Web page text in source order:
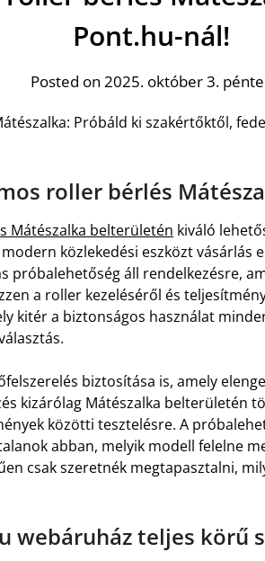
Pont.hu-nál!
Posted on 2025. október 3.
Próbáld ki szakértőktől,
roller bérlés
Mátészalka belterületén kiváló
közlekedési eszközt vásárlás
próbalehetőség áll rendelkezésre,
a roller kezeléséről és
kitér a biztonságos használat
biztosítása is, amely
kizárólag Mátészalka belterületén
közötti tesztelésre. A
abban, melyik modell felelne
csak szeretnék megtapasztalni,
webáruház teljes körű